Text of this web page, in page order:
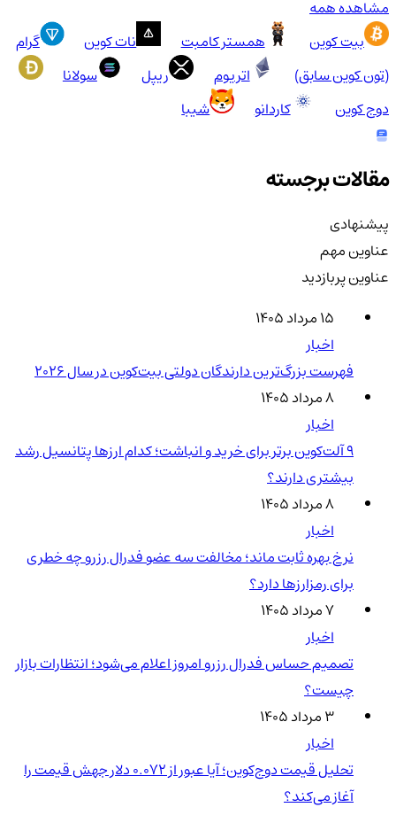
مشاهده همه
بیت کوین
همستر کامبت نات کوین
گرام
(تون کوین سابق)
اتریوم ریپل
سولانا
دوج کوین
کاردانو شیبا
مقالات برجسته
پیشنهادی
عناوین مهم
عناوین پربازدید
۱۵ مرداد ۱۴۰۵
اخبار
فهرست بزرگ‌ترین دارندگان دولتی بیت‌کوین در سال 2026
۸ مرداد ۱۴۰۵
اخبار
۹ آلت‌کوین برتر برای خرید و انباشت؛ کدام ارزها پتانسیل رشد
بیشتری دارند؟
۸ مرداد ۱۴۰۵
اخبار
نرخ بهره ثابت ماند؛ مخالفت سه عضو فدرال رزرو چه خطری
برای رمزارزها دارد؟
۷ مرداد ۱۴۰۵
اخبار
تصمیم حساس فدرال رزرو امروز اعلام می‌شود؛ انتظارات بازار
چیست؟
۳ مرداد ۱۴۰۵
اخبار
تحلیل قیمت دوج‌کوین؛ آیا عبور از ۰.۰۷۲ دلار جهش قیمت را
آغاز می‌کند؟